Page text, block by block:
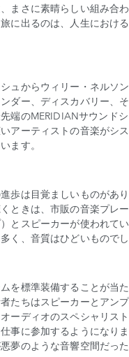
まさに素晴らしい組み合
に出るのは、人生におけ
ュからウィリー・ネルソ
ダー、ディスカバリー、
端のMERIDIANサウンド
アーティストの音楽がシ
ます。
歩は目覚ましいものがあり
ときは、市販の音楽プレ
とスピーカーが使われて
く、音質はひどいものでし
を標準装備することが当
たちはスピーカーとアン
ーディオのスペシャリス
事に参加するようになり
夢のような音響空間だっ